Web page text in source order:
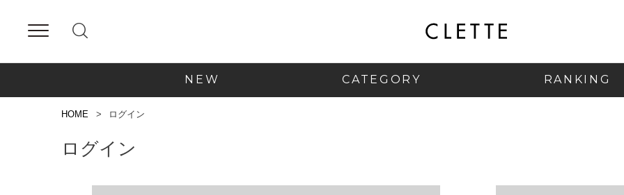
NEW CATEGORY RANKING
HOME ログイン
ログイン